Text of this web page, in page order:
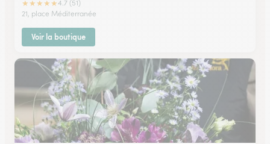
★★★★★4.7 (51)
21, place Méditerranée
Voir la boutique